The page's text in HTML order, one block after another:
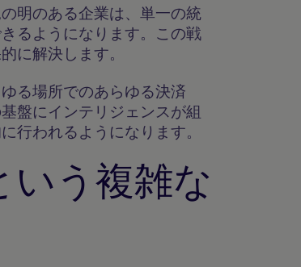
明のある企業は、単一の統
るようになります。この戦
に解決します。
る場所でのあらゆる決済
盤にインテリジェンスが組
行われるようになります。
う複雑な